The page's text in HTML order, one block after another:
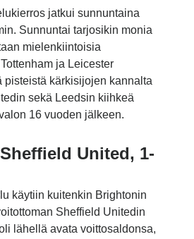
jatkui sunnuntaina
Sunnuntai tarjosikin monia
mielenkiintoisia
ja Leicester
pisteistä kärkisijojen kannalta
sekä Leedsin kiihkeä
16 vuoden jälkeen.
United, 1-
käytiin kuitenkin Brightonin
Sheffield Unitedin
lähellä avata voittosaldonsa,